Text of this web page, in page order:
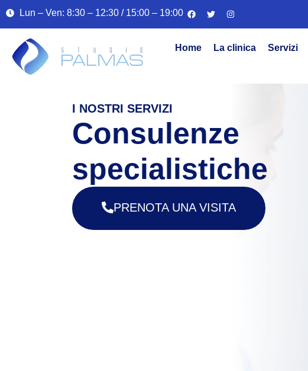
Lun – Ven: 8:30 – 12:30 / 15:00 – 19:00
Home La clinica Servizi
I NOSTRI SERVIZI
Consulenze
specialistiche
PRENOTA UNA VISITA